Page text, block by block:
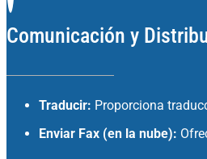
Comunicación y
Traducir: Proporciona
Enviar Fax (en la nube):